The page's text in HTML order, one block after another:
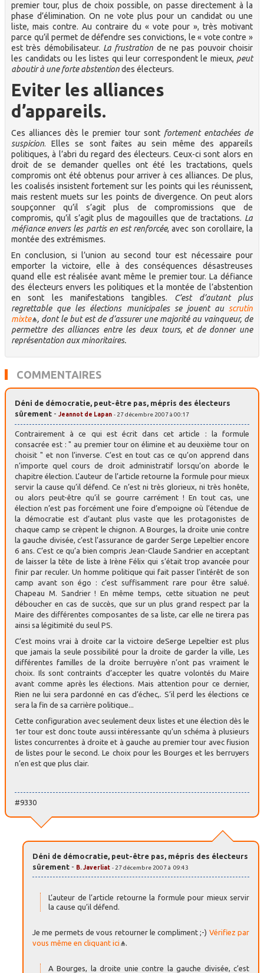
premier tour, plus de choix possible, on passe directement à la
phase d’élimination. On ne vote plus pour un candidat ou une
liste, mais contre. Au contraire du « vote pour », très motivant
parce qu’il permet de défendre ses convictions, le « vote contre »
est très démobilisateur. La frustration de ne pas pouvoir choisir
les candidats ou les listes qui leur correspondent le mieux, peut
aboutir à une forte abstentiondes électeurs.
Eviter les alliances
d’appareils.
Ces alliances dès le premier tour sont fortement entachées de
suspicion. Elles se sont faites au sein même des appareils
politiques, à l’abri du regard des électeurs. Ceux-ci sont alors en
droit de se demander quelles ont été les tractations, quels
compromis ont été obtenus pour arriver à ces alliances. De plus,
les coalisés insistent fortement sur les points qui les réunissent,
mais restent muets sur les points de divergence. On peut alors
soupçonner qu’il s’agit plus de compromissions que de
compromis, qu’il s’agit plus de magouilles que de tractations. La
méfiance envers les partis en est renforcée, avec son corollaire, la
montée des extrémismes.
En conclusion, si l’union au second tour est nécessaire pour
emporter la victoire, elle à des conséquences désastreuses
quand elle est réalisée avant même le premier tour. La défiance
des électeurs envers les politiques et la montée de l’abstention
en sont les manifestations tangibles. C’est d’autant plus
regrettable que les élections municipales se jouent au scrutin
mixte
, dont le but est de d’assurer une majorité au vainqueur, de
permettre des alliances entre les deux tours, et de donner une
représentation aux minoritaires.
COMMENTAIRES
Déni de démocratie, peut-être pas, mépris des électeurs
sûrement - Jeannot de Lapan - 27 décembre 2007 à 00:17
Contrairement à ce qui est écrit dans cet article : la formule
consacrée est : " au premier tour on élimine et au deuxième tour on
choisit " et non l’inverse. C’est en tout cas ce qu’on apprend dans
n’importe quel cours de droit administratif lorsqu’on aborde le
chapitre élection. L’auteur de l’article retourne la formule pour mieux
servir la cause qu’il défend. Ce n’est ni très glorieux, ni très honête,
ou alors peut-être qu’il se gourre carrément ! En tout cas, une
élection n’est pas forcément une foire d’empoigne où l’étendue de
la démocratie est d’autant plus vaste que les protagonistes de
chaque camp se crèpent le chignon. A Bourges, la droite unie contre
la gauche divisée, c’est l’assurance de garder Serge Lepeltier encore
6 ans. C’est ce qu’a bien compris Jean-Claude Sandrier en acceptant
de laisser la tête de liste à Irène Félix qui s’était trop avancée pour
finir par reculer. Un homme politique qui fait passer l’intérêt de son
camp avant son égo : c’est suffisamment rare pour être salué.
Chapeau M. Sandrier ! En même temps, cette situation ne peut
déboucher en cas de succès, que sur un plus grand respect par la
Maire des différentes composantes de sa liste, car elle ne tirera pas
ainsi sa légitimité du seul PS.
C’est moins vrai à droite car la victoire deSerge Lepeltier est plus
que jamais la seule possibilité pour la droite de garder la ville, Les
différentes familles de la droite berruyère n’ont pas vraiment le
choix. Ils sont contraints d’accepter les quatre volontés du Maire
avant comme après les élections. Mais attention pour ce dernier,
Rien ne lui sera pardonné en cas d’échec,. S’il perd les élections ce
sera la fin de sa carrière politique...
Cette configuration avec seulement deux listes et une élection dès le
1er tour est donc toute aussi intéressante qu’un schéma à plusieurs
listes concurrentes à droite et à gauche au premier tour avec fiusion
de listes pour le second. Le choix pour les Bourges et les berruyers
n’en est que plus clair.
#9330
Déni de démocratie, peut-être pas, mépris des électeurs
sûrement - B. Javerliat - 27 décembre 2007 à 09:43
L’auteur de l’article retourne la formule pour mieux servir
la cause qu’il défend.
Je me permets de vous retourner le compliment ;-) Vérifiez par
vous même en cliquant ici
.
A Bourges, la droite unie contre la gauche divisée, c’est